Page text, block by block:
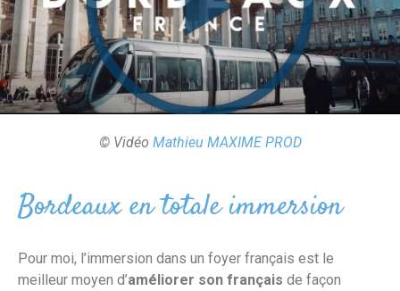
© Vidéo Mathieu MAXIME PROD
Bordeaux en totale immersion
Pour moi, l’immersion dans un foyer français est le
meilleur moyen d’améliorer son français de façon